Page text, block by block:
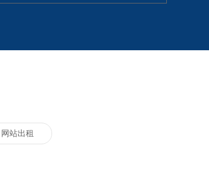
网站出租